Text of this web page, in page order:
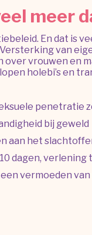
meer
En dat is
van
vrouwen en
holebi’s en
bij geweld
aan het
dagen, verlening
vermoeden